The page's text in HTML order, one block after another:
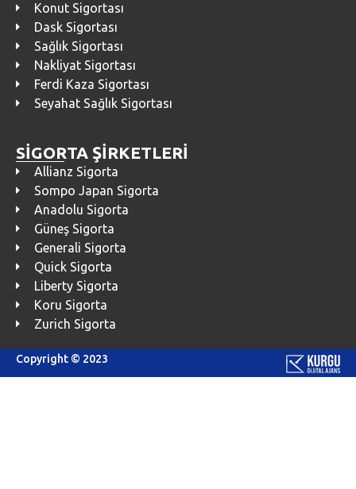
Konut Sigortası
Dask Sigortası
Sağlık Sigortası
Nakliyat Sigortası
Ferdi Kaza Sigortası
Seyahat Sağlık Sigortası
SİGORTA ŞİRKETLERİ
Allianz Sigorta
Sompo Japan Sigorta
Anadolu Sigorta
Güneş Sigorta
Generali Sigorta
Quick Sigorta
Liberty Sigorta
Koru Sigorta
Zurich Sigorta
Copyright © 2023